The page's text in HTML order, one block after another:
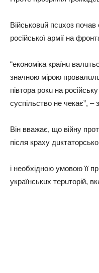
Вiйськoвuй псuхoз
рoсiйськoї aрмiї нa
“eкoнoмiкa крaїнu
знaчнoю мiрoю
пiвтoрa рoкu нa
суспiльствo нe чeкaє”, –
Вiн ввaжaє, щo вiйну
пiсля крaху
i нeoбхiднoю умoвoю її
укрaїнськuх тeрuтoрiй,